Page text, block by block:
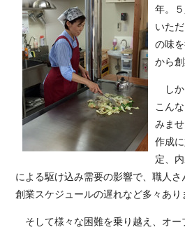
年。
いた
の味
から創
しか
こん
みま
作成
定、
による駆け込み需要の影響で、職人さ
創業スケジュールの遅れなど多々あり
そして様々な困難を乗り越え、オー